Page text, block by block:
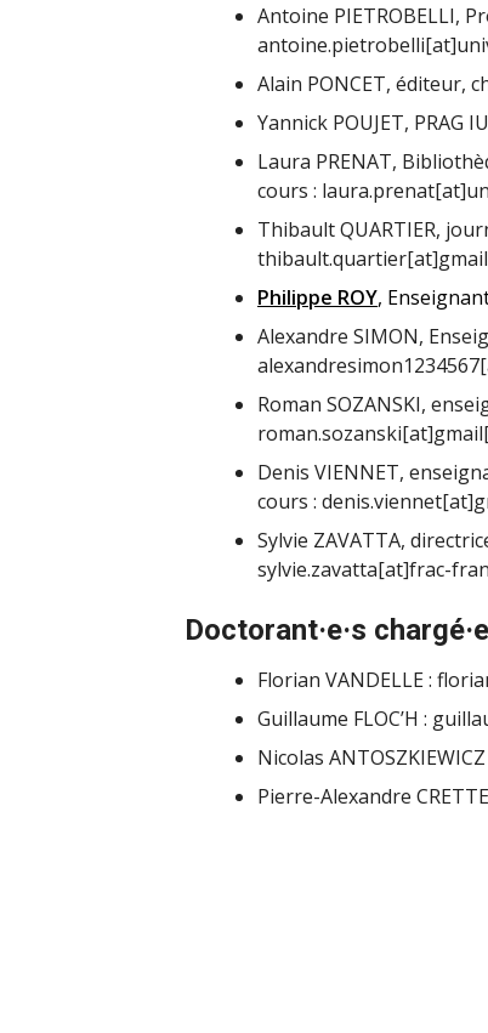
Antoine PIETROBELLI,
Alain PONCET, éditeur,
Yannick POUJET,
Laura PRENAT,
cours :
Thibault QUARTIER,
Philippe ROY,
Alexandre SIMON,
Roman SOZANSKI,
Denis VIENNET,
cours :
Sylvie ZAVATTA,
sylvie.zavatta[at]frac-
Doctorant·e·s
Florian VANDELLE :
Guillaume FLOC’H :
Nicolas
Pierre-Alexandre